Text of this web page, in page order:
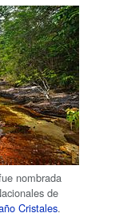
nombrada
de
Cristales.